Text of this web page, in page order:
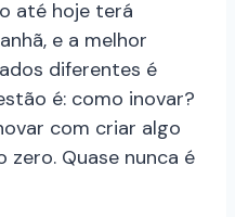
até hoje terá
e a melhor
diferentes é
é: como inovar?
com criar algo
Quase nunca é